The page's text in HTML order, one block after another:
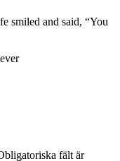
smiled and said, “You
fält är